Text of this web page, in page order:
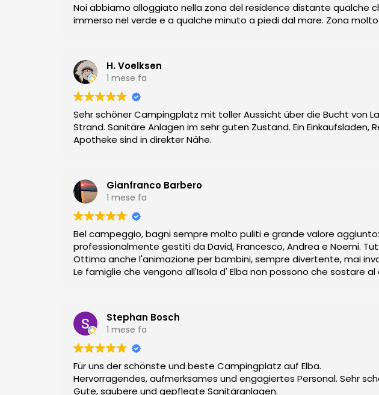
Noi abbiamo alloggiato nella zona del residence distante
immerso nel verde e a qualche minuto a piedi dal mare. Zona
H. Voelksen
1 mese fa
Sehr schöner Campingplatz mit toller Aussicht über die Bucht von
Strand. Sanitäre Anlagen im sehr guten Zustand. Ein
Apotheke sind in direkter Nähe.
Gianfranco Barbero
1 mese fa
Bel campeggio, bagni sempre molto puliti e grande valore
professionalmente gestiti da David, Francesco, Andrea e Noemi.
Ottima anche l'animazione per bambini, sempre divertente, mai
Le famiglie che vengono all'Isola d' Elba non possono che sostare
Stephan Bosch
1 mese fa
Für uns der schönste und beste Campingplatz auf Elba.
Hervorragendes, aufmerksames und engagiertes Personal. Sehr
Gute, saubere und gepflegte Sanitäranlagen.